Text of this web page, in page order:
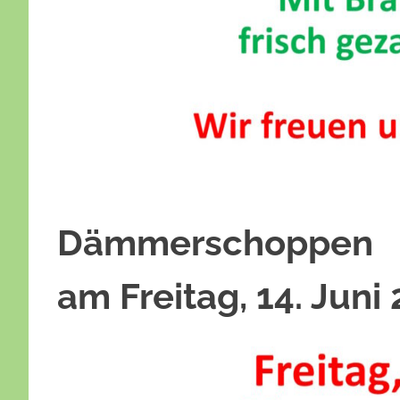
Dämmerschoppen
am Freitag, 14. Juni